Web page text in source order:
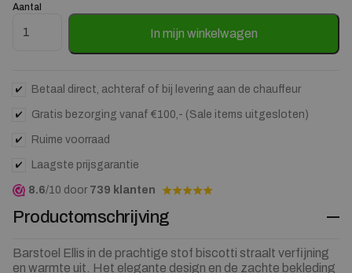
Aantal
Barstoel Ellis Bouclé (zithoogte 75cm) aantal
In mijn winkelwagen
Betaal direct, achteraf of bij levering aan de chauffeur
Gratis bezorging vanaf €100,- (Sale items uitgesloten)
Ruime voorraad
Laagste prijsgarantie
8.6/10 door 739 klanten
Productomschrijving
Barstoel Ellis in de prachtige stof biscotti straalt verfijning
en warmte uit. Het elegante design en de zachte bekleding